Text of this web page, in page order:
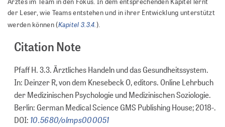
der Leser, wie Teams entstehen und in ihrer Entwicklung unterstützt
werden können (Kapitel 3.3.4. ).
Citation Note
Pfaff H. 3.3. Ärztliches Handeln und das Gesundheitssystem.
In: Deinzer R, von dem Knesebeck O, editors. Online Lehrbuch
der Medizinischen Psychologie und Medizinischen Soziologie.
Berlin: German Medical Science GMS Publishing House; 2018-.
DOI: 10.5680/olmps000051